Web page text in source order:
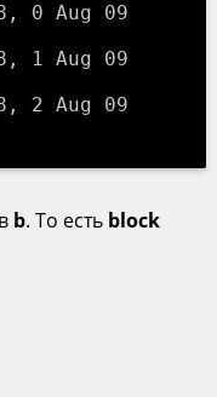
0 Aug 09
1 Aug 09
2 Aug 09
b. То есть block